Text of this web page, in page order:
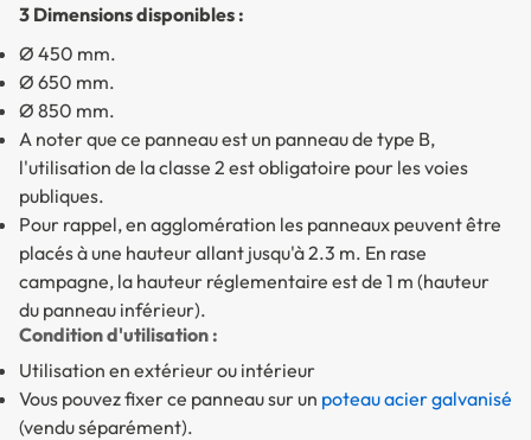
3 Dimensions disponibles :
Ø 450 mm.
Ø 650 mm.
Ø 850 mm.
A noter que ce panneau est un panneau de type B,
l'utilisation de la classe 2 est obligatoire pour les voies
publiques.
Pour rappel, en agglomération les panneaux peuvent être
placés à une hauteur allant jusqu'à 2.3 m. En rase
campagne, la hauteur réglementaire est de 1 m (hauteur
du panneau inférieur).
Condition d'utilisation :
Utilisation en extérieur ou intérieur
Vous pouvez fixer ce panneau sur un poteau acier galvanisé
(vendu séparément).